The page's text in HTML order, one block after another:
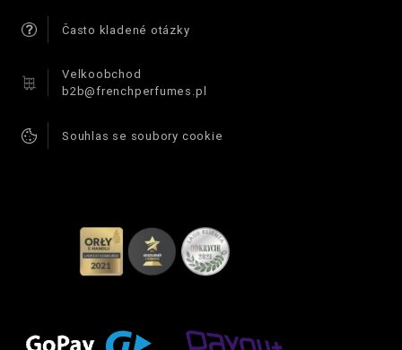
Často kladené otázky
Velkoobchod
b2b@frenchperfumes.pl
Souhlas se soubory cookie